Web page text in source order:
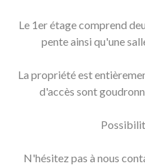
Le 1er étage comprend
pente ainsi qu'une
La propriété est
d'accès sont
N'hésitez pas à nous